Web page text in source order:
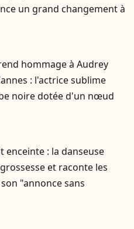
un grand changement à
hommage à Audrey
: l'actrice sublime
noire dotée d'un nœud
enceinte : la danseuse
et raconte les
"annonce sans